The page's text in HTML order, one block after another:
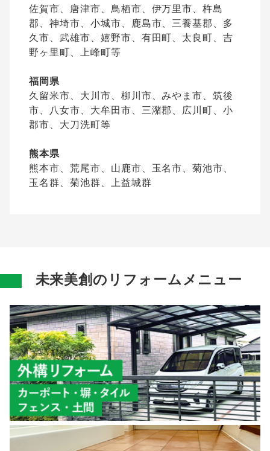
佐賀市、唐津市、鳥栖市、伊万里市、杵島
郡、神埼市、小城市、鹿島市、三養基郡、多
久市、武雄市、嬉野市、有田町、太良町、吉
野ヶ里町、上峰町等
福岡県
久留米市、大川市、柳川市、みやま市、筑後
市、八女市、大牟田市、三潴郡、広川町、小
郡市、大刀洗町等
熊本県
熊本市、荒尾市、山鹿市、玉名市、菊池市、
玉名群、菊池群、上益城群
未来美創のリフォームメニュー